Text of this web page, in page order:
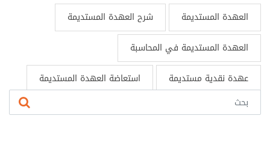
العهدة المستديمة
شرح العهدة المستديمة
العهدة المستديمة في المحاسبة
عهدة نقدية مستديمة
استعاضة العهدة المستديمة